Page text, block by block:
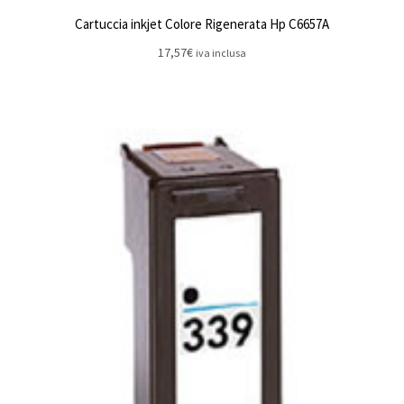
Cartuccia inkjet Colore Rigenerata Hp C6657A
17,57€ iva inclusa